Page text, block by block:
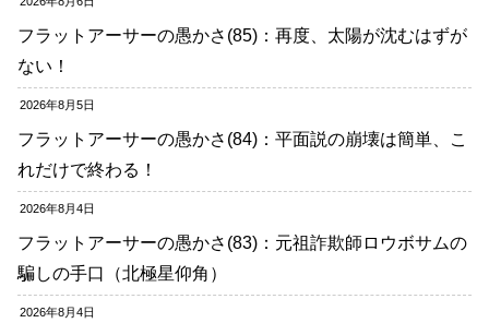
フラットアーサーの愚かさ(85)：再度、太陽が沈むはずが
ない！
2026年8月5日
フラットアーサーの愚かさ(84)：平面説の崩壊は簡単、こ
れだけで終わる！
2026年8月4日
フラットアーサーの愚かさ(83)：元祖詐欺師ロウボサムの
騙しの手口（北極星仰角）
2026年8月4日